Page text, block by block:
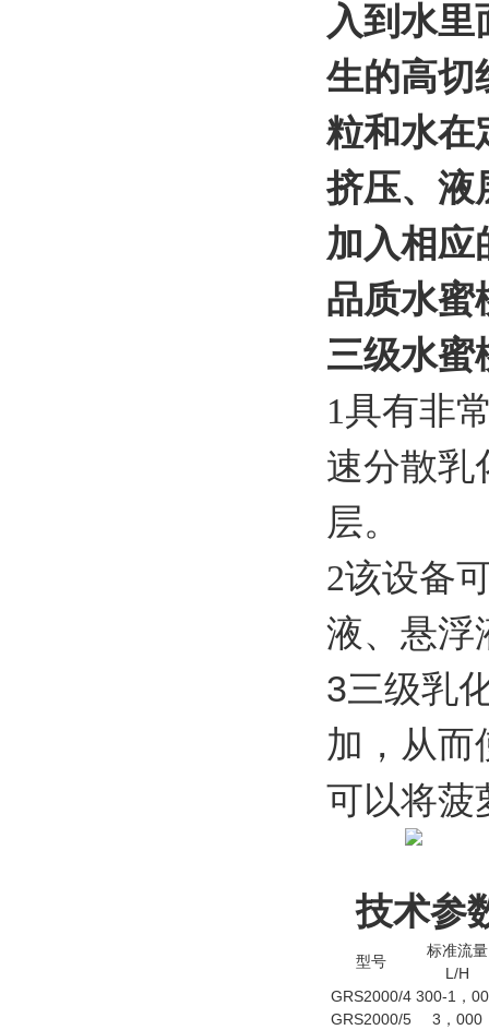
入到水
生的高切
粒和水在
挤压、液
加入相应
品质水蜜
三级水蜜
1具有非
速分散乳
层。
2该设备
液、悬浮
3三级乳
加，从而
可以将菠
技术参
型号
标准流量
L/H
GRS2000/4 300-1 ，
GRS2000/5
3 ， 000